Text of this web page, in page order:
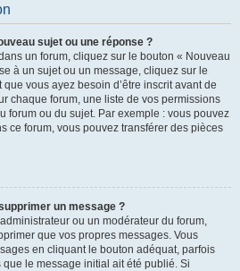
sujet ou une réponse ?
un forum, cliquez sur le bouton « Nouveau
à un sujet ou un message, cliquez sur le
vous ayez besoin d’être inscrit avant de
chaque forum, une liste de vos permissions
forum ou du sujet. Par exemple : vous pouvez
ce forum, vous pouvez transférer des pièces
un message ?
ou un modérateur du forum,
que vos propres messages. Vous
en cliquant le bouton adéquat, parfois
le message initial ait été publié. Si